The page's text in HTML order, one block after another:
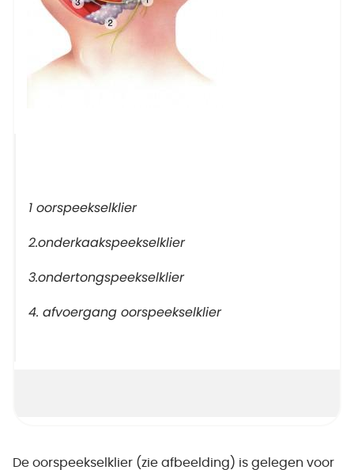
1 oorspeekselklier
2.onderkaakspeekselklier
3.ondertongspeekselklier
4. afvoergang oorspeekselklier
De oorspeekselklier (zie afbeelding) is gelegen voor